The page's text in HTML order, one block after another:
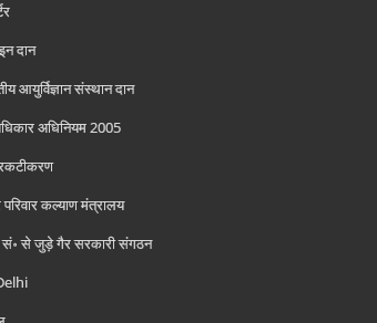
दान
आयुर्विज्ञान संस्थान दान
अधिनियम 2005
कल्याण मंत्रालय
सं॰ से जुड़े गैर सरकारी संगठन